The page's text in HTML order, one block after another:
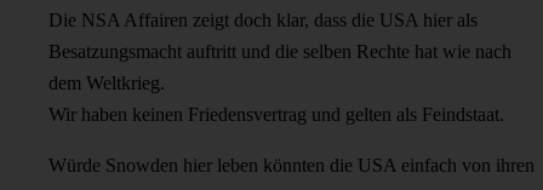
Die NSA Affairen zeigt doch klar, dass die USA hier als
Besatzungsmacht auftritt und die selben Rechte hat wie nach
dem Weltkrieg.
Wir haben keinen Friedensvertrag und gelten als Feindstaat.
Würde Snowden hier leben könnten die USA einfach von ihren